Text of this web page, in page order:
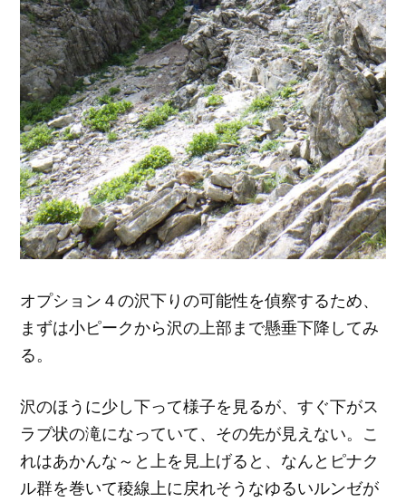
オプション４の沢下りの可能性を偵察するため、
まずは小ピークから沢の上部まで懸垂下降してみ
る。
沢のほうに少し下って様子を見るが、すぐ下がス
ラブ状の滝になっていて、その先が見えない。こ
れはあかんな～と上を見上げると、なんとピナク
ル群を巻いて稜線上に戻れそうなゆるいルンゼが